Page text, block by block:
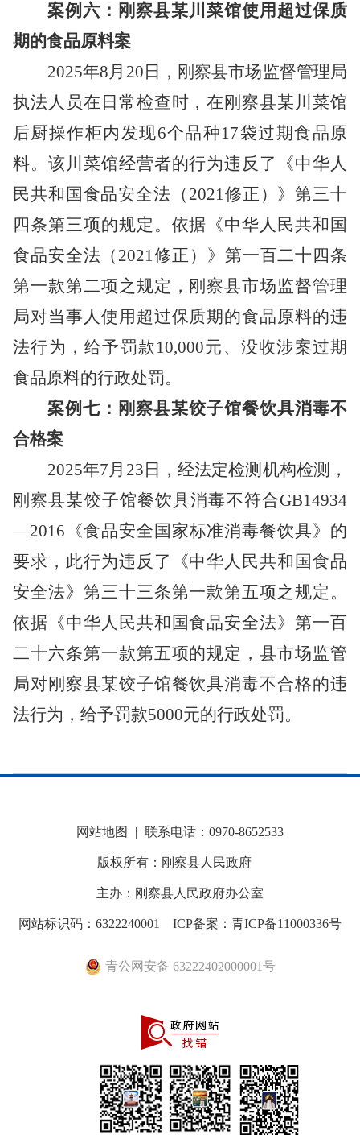
案例六：刚察县某川菜馆使用超过保质
期的食品原料案
2025年8月20日，刚察县市场监督管理局
执法人员在日常检查时，在 刚察县某 川菜馆
后厨操作柜内发现6个品种17袋过期食品原
料。 该川菜馆经营者的行为违反了
《中华人
民共和国食品安全法 （ 2021修正 ） 》第三十
四条第三项的规定 。 依据 《中华人民共和国
食品安全法 （ 2021修正 ） 》第一百二十四条
第一款第二项之规定， 刚察县市场监督管理
局对当事人使用超过保质期的食品原料的违
法行为，给予罚款10,000元、没收涉案过期
食品原料的行政处罚。
案例七：刚察县某饺子馆餐饮具消毒不
合格案
2025年7月23日，经法定检测机构检测，
刚察县某饺子馆餐饮具消毒不符合GB14934
—2016《食品安全国家标准消毒餐饮具》的
要求，此行为违反了《中华人民共和国食品
安全法》第三十三条第一款第五项之规定。
依据《中华人民共和国食品安全法》第一百
二十六条第一款第五项的规定，县市场监管
局对刚察县某饺子馆餐饮具消毒不合格的违
法行为，给予罚款5000元的行政处罚。
网站地图 | 联系电话：0970-8652533
版权所有：刚察县人民政府
主办：刚察县人民政府办公室
网站标识码：6322240001 ICP备案：青ICP备11000336号
青公网安备 63222402000001号